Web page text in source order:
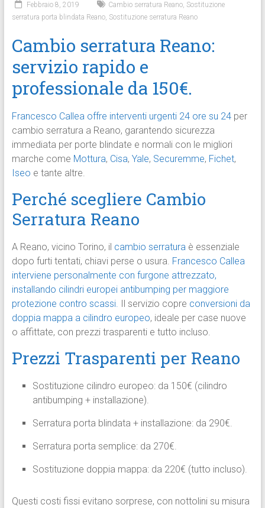
Febbraio 8, 2019 Cambio serratura Reano, Sostituzione
serratura porta blindata Reano, Sostituzione serratura Reano
Cambio serratura Reano:
servizio rapido e
professionale da 150€.
Francesco Callea offre interventi urgenti 24 ore su 24per
cambio serratura a Reano, garantendo sicurezza
immediata per porte blindate e normali con le migliori
marche come Mottura, Cisa, Yale, Securemme, Fichet,
Iseo e tante altre.
Perché scegliere Cambio
Serratura Reano
A Reano, vicino Torino, il cambio serraturaè essenziale
dopo furti tentati, chiavi perse o usura. Francesco Callea
interviene personalmente con furgone attrezzato,
installando cilindri europei antibumping per maggiore
protezione contro scassi. Il servizio copre conversioni da
doppia mappa a cilindro europeo, ideale per case nuove
o affittate, con prezzi trasparenti e tutto incluso.
Prezzi Trasparenti per Reano
Sostituzione cilindro europeo: da 150€ (cilindro
antibumping + installazione).
Serratura porta blindata + installazione: da 290€.
Serratura porta semplice: da 270€.
Sostituzione doppia mappa: da 220€ (tutto incluso).
Questi costi fissi evitano sorprese, con nottolini su misura